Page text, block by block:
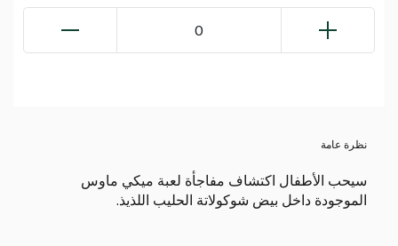
0
نظرة عامة
سيحب الأطفال اكتشاف مفاجأة لعبة ميكي ماوس
الموجودة داخل بيض شوكولاتة الحليب اللذيذ.